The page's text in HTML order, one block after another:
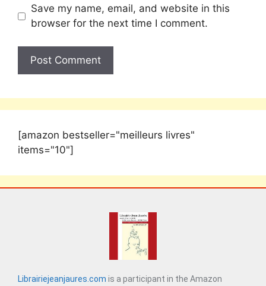
Save my name, email, and website in this
browser for the next time I comment.
[amazon bestseller="meilleurs livres"
items="10"]
Librairiejeanjaures.com is a participant in the Amazon